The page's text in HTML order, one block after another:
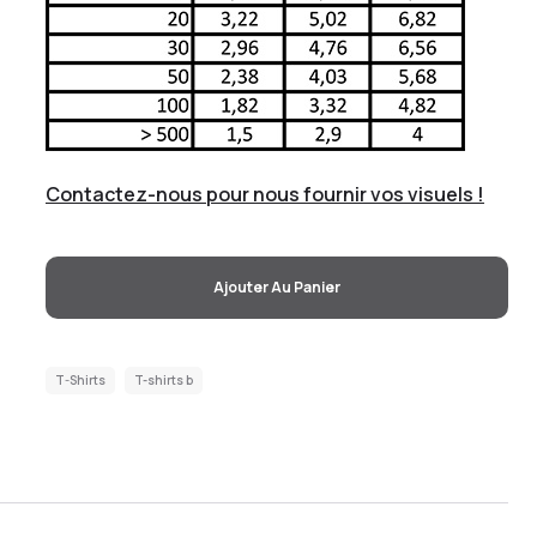
Contactez-nous pour nous fournir vos visuels !
Ajouter Au Panier
T-Shirts T-shirts b